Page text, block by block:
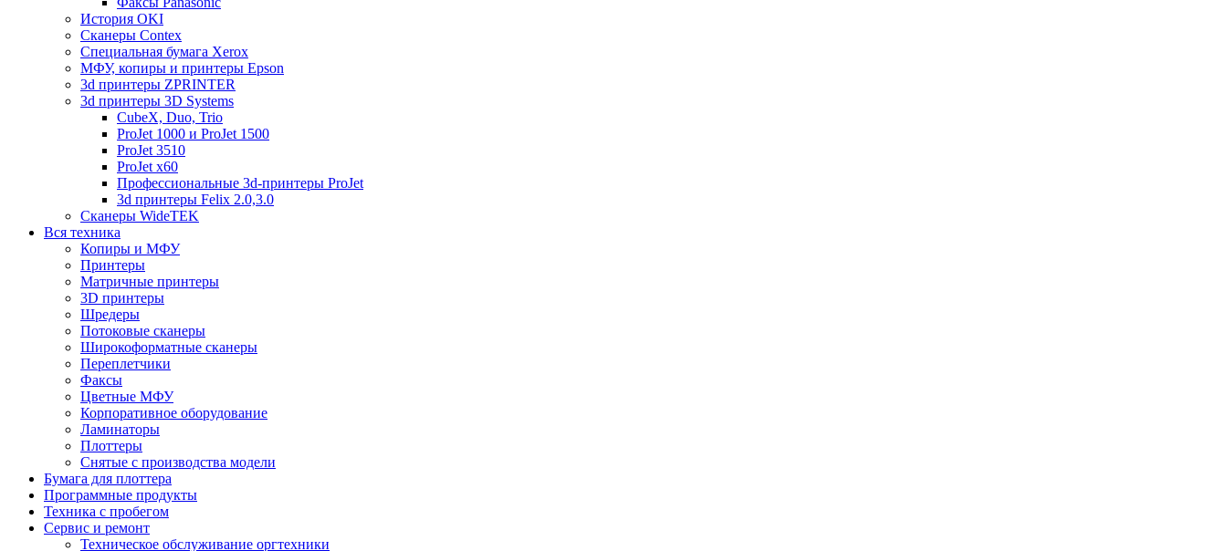
История OKI
Сканеры Contex
Специальная бумага Xerox
МФУ, копиры и принтеры Epson
3d принтеры ZPRINTER
3d принтеры 3D Systems
CubeX, Duo, Trio
ProJet 1000 и ProJet 1500
ProJet 3510
ProJet x60
Профессиональные 3d-принтеры ProJet
3d принтеры Felix 2.0,3.0
Сканеры WideTEK
Вся техника
Копиры и МФУ
Принтеры
Матричные принтеры
3D принтеры
Шредеры
Потоковые сканеры
Широкоформатные сканеры
Переплетчики
Факсы
Цветные МФУ
Корпоративное оборудование
Ламинаторы
Плоттеры
Снятые с производства модели
Бумага для плоттера
Программные продукты
Техника с пробегом
Сервис и ремонт
Техническое обслуживание оргтехники